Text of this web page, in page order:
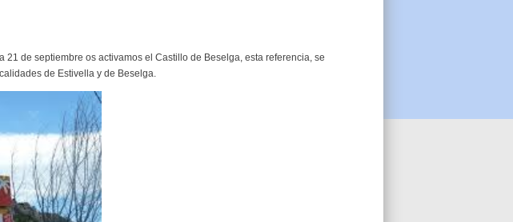
de septiembre os activamos el Castillo de Beselga, esta referencia, se
de Estivella y de Beselga.